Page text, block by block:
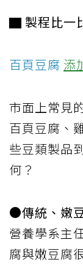
▇ 製程比一
百頁豆腐 添
市面上常見
百頁豆腐、
些豆類製品
何？
●傳統、嫩
營養學系主
腐與嫩豆腐